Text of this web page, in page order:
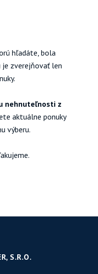
hľadáte, bola
je zverejňovať len
nehnuteľnosti z
aktuálne ponuky
výberu.
S.R.O.